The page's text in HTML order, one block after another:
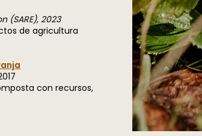
(SARE), 2023
de agricultura
con recursos,